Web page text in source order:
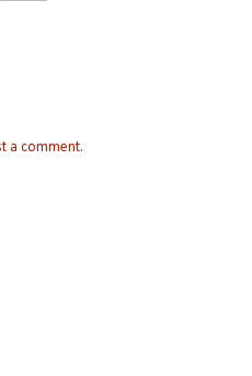
a comment.